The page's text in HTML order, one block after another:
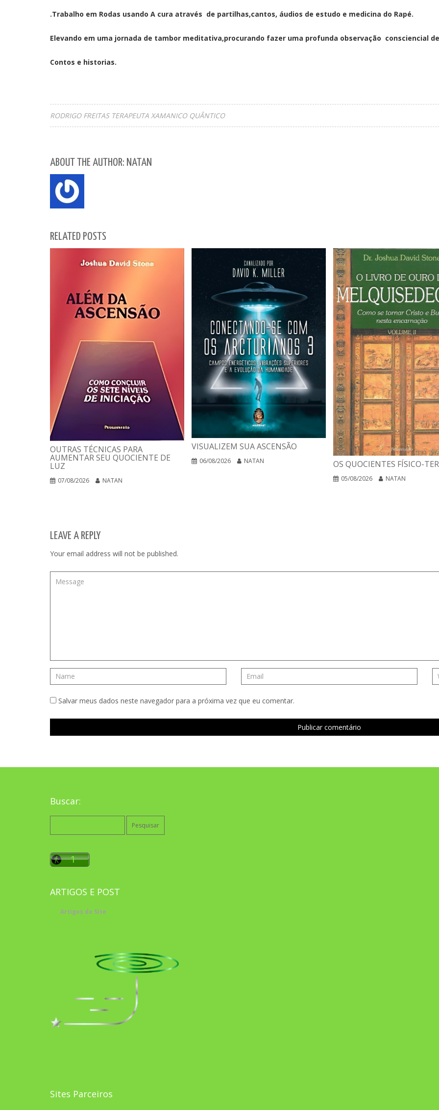
.Trabalho em Rodas usando A cura através de partilhas,cantos, áudios de estudo e medicina do Rapé.
Elevando em uma jornada de tambor meditativa,procurando fazer uma profunda observação consciencial
Contos e historias.
RODRIGO FREITAS TERAPEUTA XAMANICO QUÂNTICO
ABOUT THE AUTHOR: NATAN
RELATED POSTS
OUTRAS TÉCNICAS PARA
AUMENTAR SEU QUOCIENTE DE
LUZ
07/08/2026 NATAN
VISUALIZEM SUA ASCENSÃO
06/08/2026 NATAN OS QUOCIENTES FÍSICO-
05/08/2026 NATAN
LEAVE A REPLY
Your email address will not be published.
Salvar meus dados neste navegador para a próxima vez que eu comentar.
Buscar:
ARTIGOS E POST
Artigos do Site
Sites Parceiros